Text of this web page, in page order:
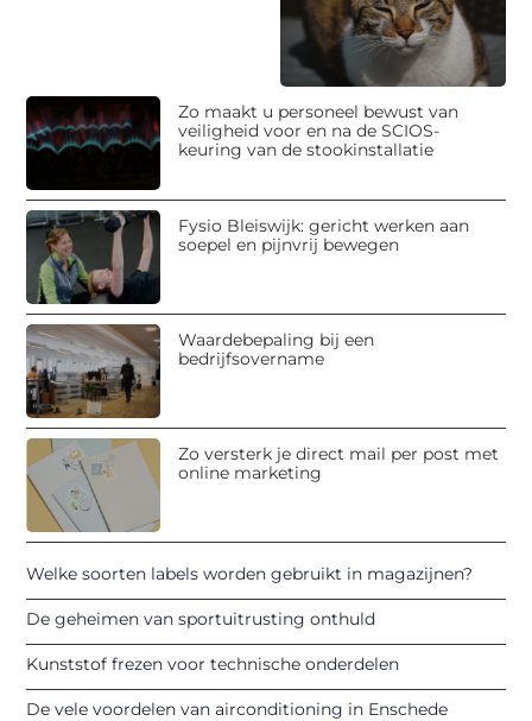
Zo maakt u personeel bewust van
veiligheid voor en na de SCIOS-
keuring van de stookinstallatie
Fysio Bleiswijk: gericht werken aan
soepel en pijnvrij bewegen
Waardebepaling bij een
bedrijfsovername
Zo versterk je direct mail per post met
online marketing
Welke soorten labels worden gebruikt in magazijnen?
De geheimen van sportuitrusting onthuld
Kunststof frezen voor technische onderdelen
De vele voordelen van airconditioning in Enschede